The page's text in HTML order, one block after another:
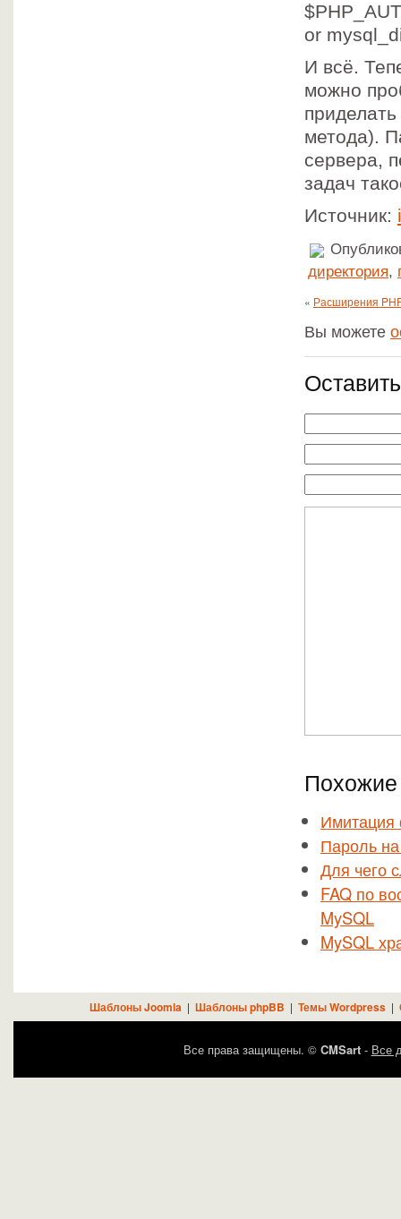
or
И всё.
можно
приделать
метода).
сервера,
задач
Источник:
директория,
« Расширения
Вы можете
Похожие
Имитация
Пароль
Для чего
FAQ по
MySQL
MySQL
Шаблоны Joomla | Шаблоны phpBB | Темы Wordpress|
Все права защищены. © CMSart- Все